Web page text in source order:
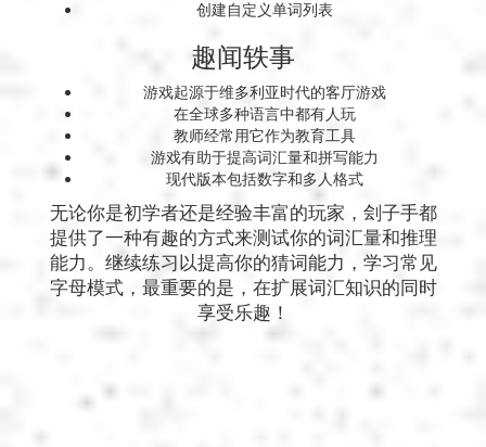
创建自定义单词列表
趣闻轶事
游戏起源于维多利亚时代的客厅游戏
在全球多种语言中都有人玩
教师经常用它作为教育工具
游戏有助于提高词汇量和拼写能力
现代版本包括数字和多人格式
无论你是初学者还是经验丰富的玩家，刽子手都
提供了一种有趣的方式来测试你的词汇量和推理
能力。继续练习以提高你的猜词能力，学习常见
字母模式，最重要的是，在扩展词汇知识的同时
享受乐趣！